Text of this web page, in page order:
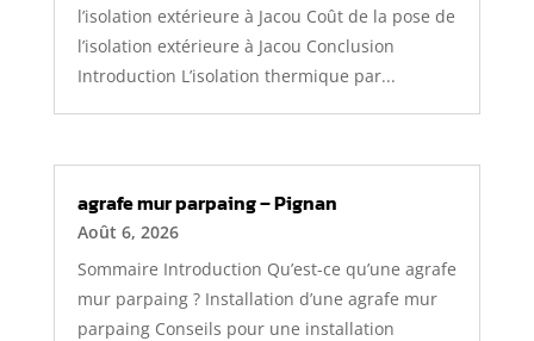
l’isolation extérieure à Jacou Coût de la pose de
l’isolation extérieure à Jacou Conclusion
Introduction L’isolation thermique par...
agrafe mur parpaing – Pignan
Août 6, 2026
Sommaire Introduction Qu’est-ce qu’une agrafe
mur parpaing ? Installation d’une agrafe mur
parpaing Conseils pour une installation